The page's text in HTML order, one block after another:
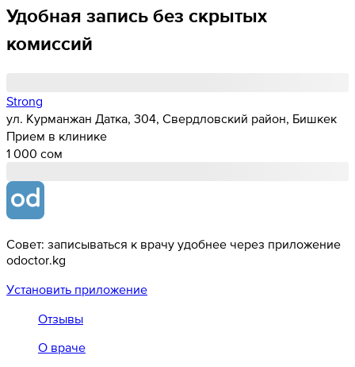
Удобная запись без скрытых
комиссий
Strong
ул. Курманжан Датка, 304, Свердловский район, Бишкек
Прием в клинике
1 000 cом
Совет: записываться к врачу удобнее через приложение
odoctor.kg
Установить приложение
Отзывы
О враче